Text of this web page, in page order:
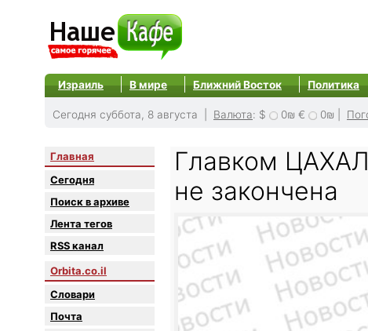
Израиль В мире Ближний Восток Политика
Сегодня суббота, 8 августа | Валюта: $ 0₪ € 0₪
Главная
Сегодня
Поиск в архиве
Лента тегов
RSS канал
Orbita.co.il
Словари
Почта
Главком
не закончена